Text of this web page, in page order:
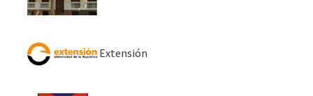
Extensión